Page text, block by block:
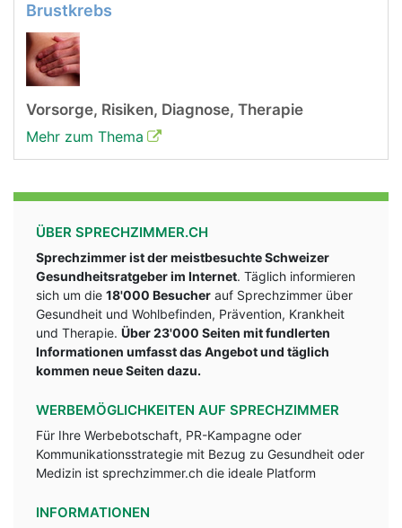
Brustkrebs
Vorsorge, Risiken, Diagnose, Therapie
Mehr zum Thema
ÜBER SPRECHZIMMER.CH
Sprechzimmer ist der meistbesuchte Schweizer
Gesundheitsratgeber im Internet. Täglich informieren
sich um die 18'000 Besucher auf Sprechzimmer über
Gesundheit und Wohlbefinden, Prävention, Krankheit
und Therapie. Über 23'000 Seiten mit fundlerten
Informationen umfasst das Angebot und täglich
kommen neue Seiten dazu.
WERBEMÖGLICHKEITEN AUF SPRECHZIMMER
Für Ihre Werbebotschaft, PR-Kampagne oder
Kommunikationsstrategie mit Bezug zu Gesundheit oder
Medizin ist sprechzimmer.ch die ideale Platform
INFORMATIONEN